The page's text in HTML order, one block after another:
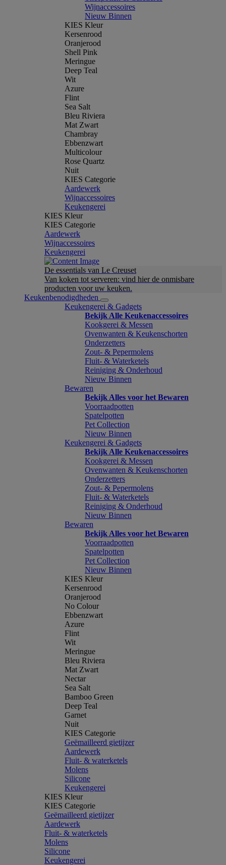
Wijnaccessoires
Nieuw Binnen
KIES Kleur
Kersenrood
Oranjerood
Shell Pink
Meringue
Deep Teal
Wit
Azure
Flint
Sea Salt
Bleu Riviera
Mat Zwart
Chambray
Ebbenzwart
Multicolour
Rose Quartz
Nuit
KIES Categorie
Aardewerk
Wijnaccessoires
Keukengerei
KIES Kleur
KIES Categorie
Aardewerk
Wijnaccessoires
Keukengerei
De essentials van Le Creuset
Van koken tot serveren: vind hier de onmisbare
producten voor uw keuken.
Keukenbenodigdheden
Keukengerei & Gadgets
Bekijk Alle Keukenaccessoires
Kookgerei & Messen
Ovenwanten & Keukenschorten
Onderzetters
Zout- & Pepermolens
Fluit- & Waterketels
Reiniging & Onderhoud
Nieuw Binnen
Bewaren
Bekijk Alles voor het Bewaren
Voorraadpotten
Spatelpotten
Pet Collection
Nieuw Binnen
Keukengerei & Gadgets
Bekijk Alle Keukenaccessoires
Kookgerei & Messen
Ovenwanten & Keukenschorten
Onderzetters
Zout- & Pepermolens
Fluit- & Waterketels
Reiniging & Onderhoud
Nieuw Binnen
Bewaren
Bekijk Alles voor het Bewaren
Voorraadpotten
Spatelpotten
Pet Collection
Nieuw Binnen
KIES Kleur
Kersenrood
Oranjerood
No Colour
Ebbenzwart
Azure
Flint
Wit
Meringue
Bleu Riviera
Mat Zwart
Nectar
Sea Salt
Bamboo Green
Deep Teal
Garnet
Nuit
KIES Categorie
Geëmailleerd gietijzer
Aardewerk
Fluit- & waterketels
Molens
Silicone
Keukengerei
KIES Kleur
KIES Categorie
Geëmailleerd gietijzer
Aardewerk
Fluit- & waterketels
Molens
Silicone
Keukengerei